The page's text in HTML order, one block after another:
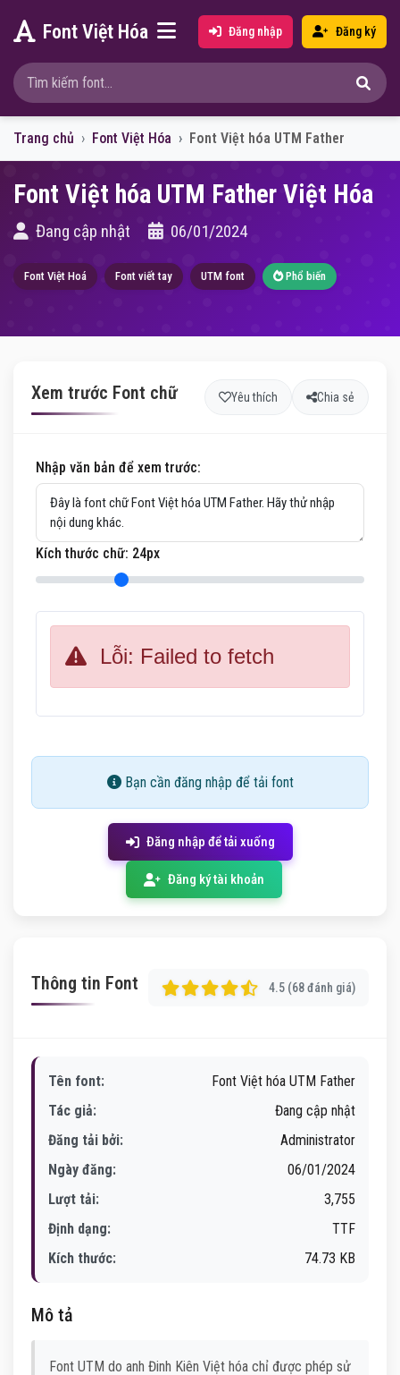
Font Việt Hóa Đăng nhập Đăng ký
Trang chủ Font Việt Hóa Font Việt hóa UTM Father
Font Việt hóa UTM Father Việt Hóa
Đang cập nhật 06/01/2024
Font Việt Hoá Font viết tay UTM font Phổ biến
Xem trước Font chữ Yêu thích Chia sẻ
Nhập văn bản để xem trước:
Kích thước chữ: 24px
Lỗi: Failed to fetch
Bạn cần đăng nhập để tải font
Đăng nhập để tải xuống
Đăng ký tài khoản
Thông tin Font 4.5 (68 đánh giá)
Tên font:
Font Việt hóa UTM Father
Tác giả:
Đang cập nhật
Đăng tải bởi:
Administrator
Ngày đăng:
06/01/2024
Lượt tải:
3,755
Định dạng:
TTF
Kích thước:
74.73 KB
Mô tả
Font UTM do anh Đinh Kiên Việt hóa chỉ được phép sử